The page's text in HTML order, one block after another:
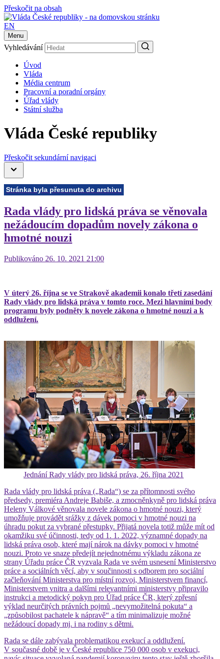
Přeskočit na obsah
EN
Menu
Vyhledávání
Úvod
Vláda
Média centrum
Pracovní a poradní orgány
Úřad vlády
Státní služba
Vláda České republiky
Přeskočit sekundární navigaci
Stránka byla přesunuta do archivu
Rada vlády pro lidská práva se věnovala
nežádoucím dopadům novely zákona o
hmotné nouzi
Publikováno 26. 10. 2021 21:00
V úterý 26. října se ve Strakově akademii konalo třetí zasedání
Rady vlády pro lidská práva v tomto roce. Mezi hlavními body
programu byly podněty k novele zákona o hmotné nouzi a k
oddlužení.
Jednání Rady vlády pro lidská práva, 26. října 2021
Rada vlády pro lidská práva („Rada“) se za přítomnosti svého
předsedy, premiéra Andreje Babiše, a zmocněnkyně pro lidská práva
Heleny Válkové věnovala novele zákona o hmotné nouzi, který
umožňuje provádět srážky z dávek pomoci v hmotné nouzi na
úhradu pokut za vybrané přestupky. Přijatá novela totiž může mít od
okamžiku své účinnosti, tedy od 1. 1. 2022, významné dopady na
lidská práva osob, které mají nárok na dávky pomoci v hmotné
nouzi. Proto ve snaze předejít nejednotnému výkladu zákona ze
strany Úřadu práce ČR vyzvala Rada ve svém usnesení Ministerstvo
práce a sociálních věcí, aby v součinnosti s odborem pro sociální
začleňování Ministerstva pro místní rozvoj, Ministerstvem financí,
Ministerstvem vnitra a dalšími relevantními ministerstvy připravilo
instrukci a metodický pokyn pro Úřad práce ČR, který zpřesní
výklad neurčitých právních pojmů „nevymožitelná pokuta“ a
„způsobilost pachatele k nápravě“ a tím minimalizuje možné
nežádoucí dopady mj. i na rodiny s dětmi.
Rada se dále zabývala problematikou exekucí a oddlužení.
V současné době je v České republice 750 000 osob v exekuci,